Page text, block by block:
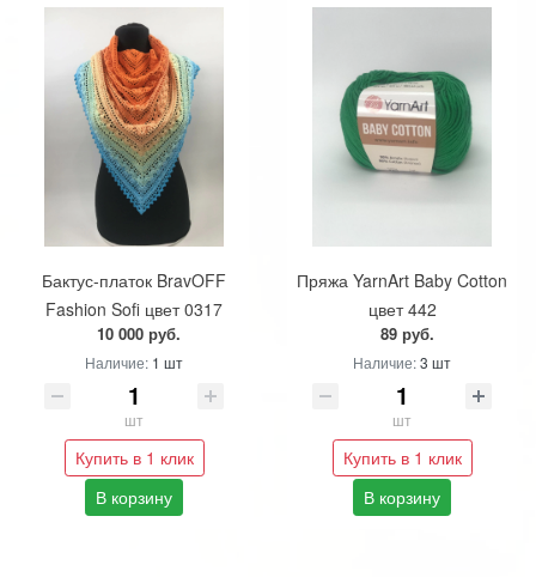
Бактус-платок BravOFF
Fashion Sofi цвет 0317
10 000 руб.
Наличие: 1 шт
шт
Купить в 1 клик
В корзину
Пряжа YarnArt Baby Cotton
цвет 442
89 руб.
Наличие:3 шт
шт
Купить в 1 клик
В корзину